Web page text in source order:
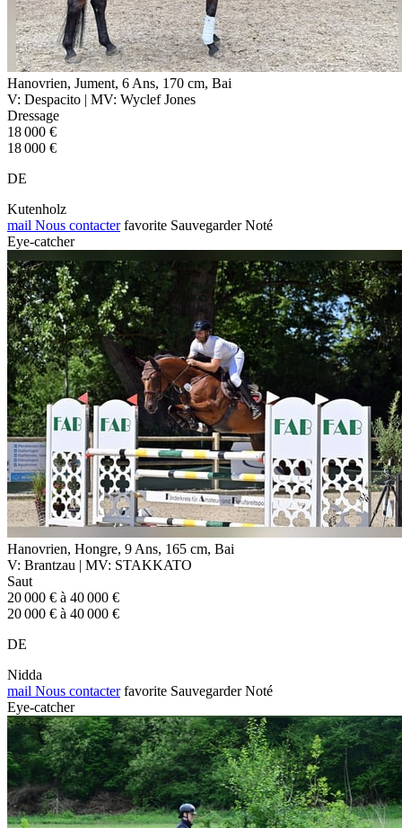
Hanovrien, Jument, 6 Ans, 170 cm, Bai
V: Despacito | MV: Wyclef Jones
Dressage
18 000 €
18 000 €
DE
Kutenholz
mail Nous contacter favorite Sauvegarder Noté
Eye-catcher
Hanovrien, Hongre, 9 Ans, 165 cm, Bai
V: Brantzau | MV: STAKKATO
Saut
20 000 € à 40 000 €
20 000 € à 40 000 €
DE
Nidda
mail Nous contacter favorite Sauvegarder Noté
Eye-catcher